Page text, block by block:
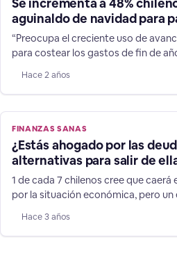
Se incrementa a 48%
aguinaldo de navidad para
“Preocupa el creciente uso de
para costear los gastos de fin de
Chiledeudas.cl. Tanto navidad y
gastos, y durante 2022, 80% de los
debieron endeudarse para
Hace 2 años
FINANZAS SANAS
¿Estás ahogado por las
alternativas para salir de
1 de cada 7 chilenos cree que
por la situación económica, pero
Según un nuevo estudio de
personas en el país, el 72% de los
Hace 3 años